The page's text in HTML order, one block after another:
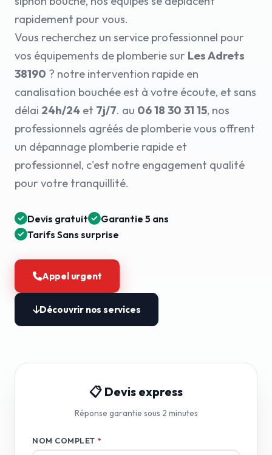
rapidement pour vous.
Vous recherchez un service professionnel pour
vos équipements de plomberie sur Les Adrets
38190 ? notre intervention rapide en
canalisation bouchée est à votre écoute, et sans
délai 24h/24 et 7j/7. au 06 18 30 31 15, nos
professionnels agréés de plomberie vous offrent
un dépannage plomberie rapide et
professionnel, c'est notre engagement qualité
pour votre tranquillité.
Devis gratuit
Garantie 5 ans
Tarifs Sans surprise
Appel urgent
Découvrir nos services
📋 Devis express
Réponse garantie sous 2 minutes
NOM COMPLET *